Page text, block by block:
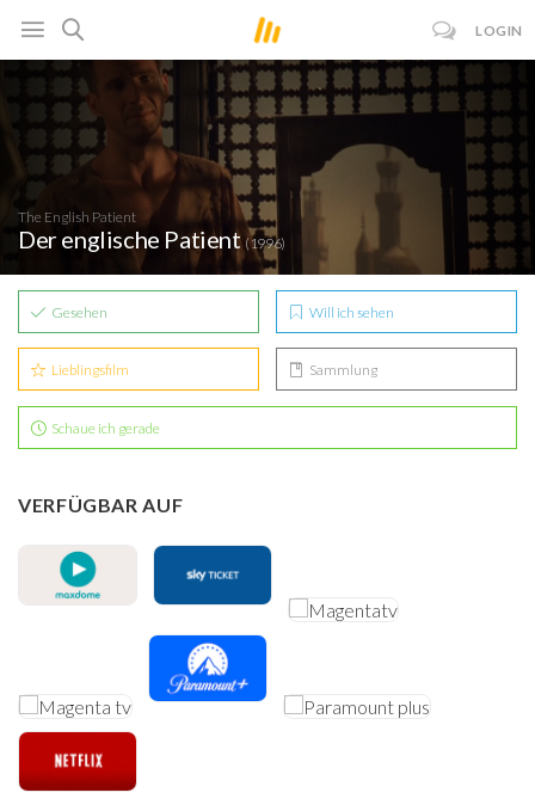
LOGIN
The English Patient
Der englische Patient (1996)
Gesehen Will ich sehen
Lieblingsfilm Sammlung
Schaue ich gerade
VERFÜGBAR AUF